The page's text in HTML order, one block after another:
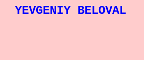
YEVGENIY BELOVAL